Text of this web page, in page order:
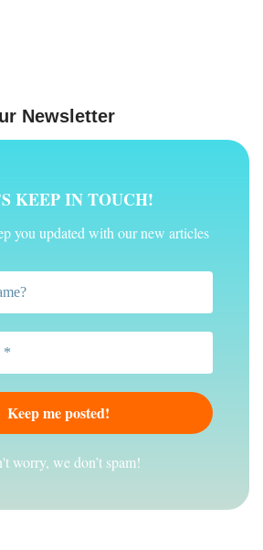
Newsletter
KEEP IN TOUCH!
you updated with our new articles
worry, we don’t spam!